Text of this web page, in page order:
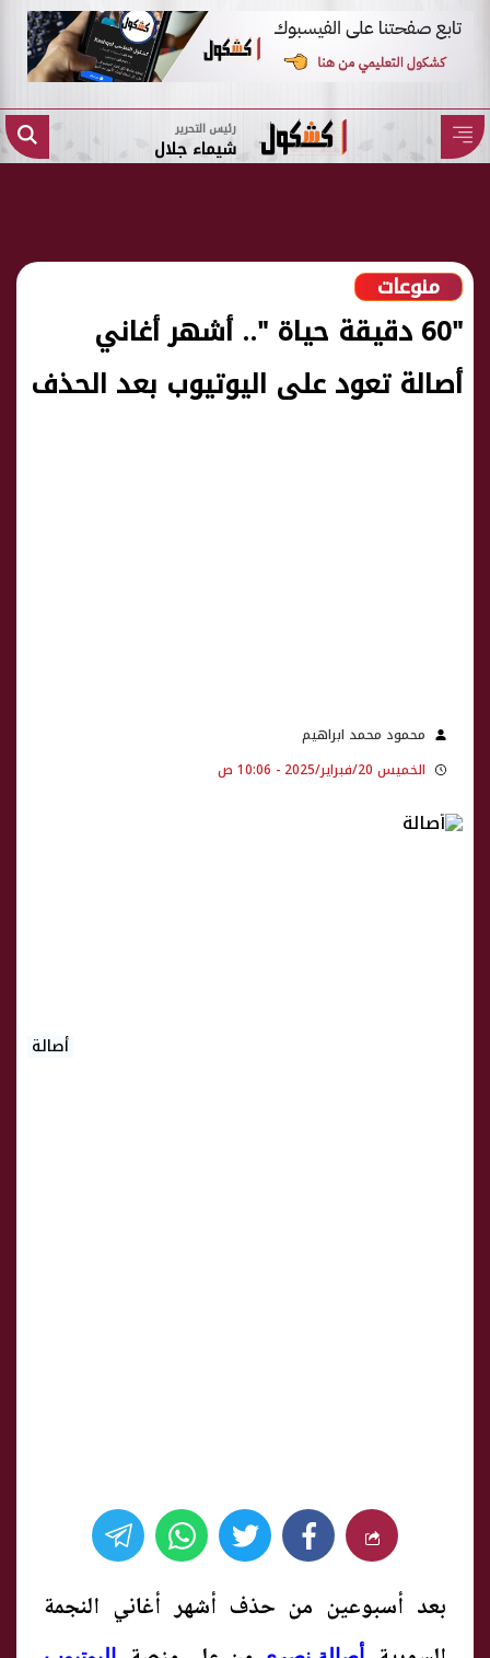
رئيس التحرير
شيماء جلال
منوعات
"60 دقيقة حياة ".. أشهر أغاني
أصالة تعود على اليوتيوب بعد الحذف
محمود محمد ابراهيم
الخميس 20/فبراير/2025 - 10:06 ص
أصالة
بعد أسبوعين من حذف أشهر أغاني النجمة